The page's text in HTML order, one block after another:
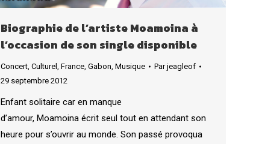
Biographie de l’artiste Moamoina à
l’occasion de son single disponible
Concert Culturel France Gabon Musique Parjeagleof
29 septembre 2012
Enfant solitaire car en manque
d’amour, Moamoina écrit seul tout en attendant son
heure pour s’ouvrir au monde. Son passé provoqua